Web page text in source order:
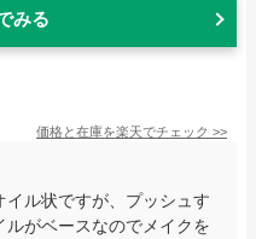
みる
価格と在庫を楽天でチェック >>
ル状ですが、プッシュす
がベースなのでメイクを